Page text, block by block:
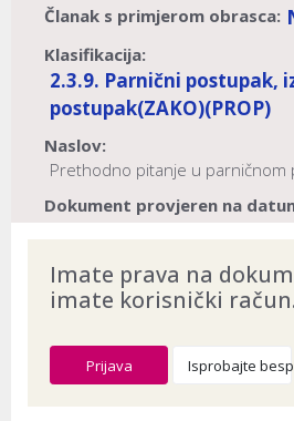
Članak s primjerom obrasca:
Klasifikacija:
2.3.9. Parnični postupak,
postupak(ZAKO)(PROP)
Naslov:
Prethodno pitanje u parničnom
Dokument provjeren na
Imate prava na
imate korisnički račun.
Prijava Isprobajte